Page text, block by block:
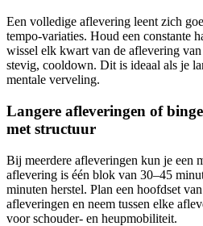
Een volledige aflevering leent zich
tempo-variaties. Houd een constante
wissel elk kwart van de aflevering
stevig, cooldown. Dit is ideaal als je
mentale verveling.
Langere afleveringen of
met structuur
Bij meerdere afleveringen kun je een
aflevering is één blok van 30–45
minuten herstel. Plan een hoofdset
afleveringen en neem tussen elke
voor schouder- en heupmobiliteit.